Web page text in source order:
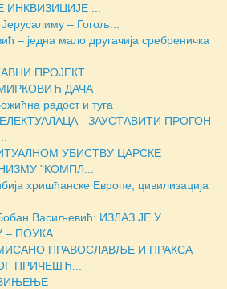
...
– Гогољ...
– једна мало другачија сребреничка
ПРОЈЕКТ
ДАЧА
радост и туга
- ЗАУСТАВИТИ ПРОГОН
УБИСТВУ ЦАРСКЕ
"КОМПЛ...
хришћанске Европе, цивилизација
Васиљевић: ИЗЛАЗ ЈЕ У
ПОУКА...
ПРАВОСЛАВЉЕ И ПРАКСА
ПРИЧЕШЋ...